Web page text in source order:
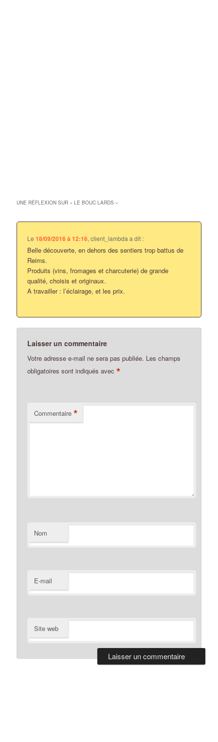
UNE RÉFLEXION SUR «LE BOUC LARDS »
Le18/09/2016 à 12:16,client_lambda a dit :
Belle découverte, en dehors des sentiers trop battus de
Reims.
Produits (vins, fromages et charcuterie) de grande
qualité, choisis et originaux.
A travailler : l’éclairage, et les prix.
Laisser un commentaire
Votre adresse e-mail ne sera pas publiée. Les champs
obligatoires sont indiqués avec*
Commentaire *
Nom
E-mail
Site web